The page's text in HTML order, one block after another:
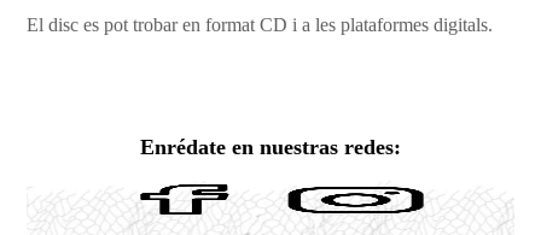
El disc es pot trobar en format CD i a les plataformes digitals.
Enrédate en nuestras redes: